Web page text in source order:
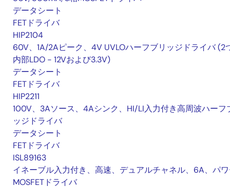
データシート
FETドライバ
HIP2104
60V、1A/2Aピーク、4V UVLOハーフブリッジドライバ (2
内部LDO - 12Vおよび3.3V)
データシート
FETドライバ
HIP2211
100V、3Aソース、4Aシンク、HI/LI入力付き高周波ハーフ
ッジドライバ
データシート
FETドライバ
ISL89163
イネーブル入力付き、高速、デュアルチャネル、6A、パ
MOSFETドライバ